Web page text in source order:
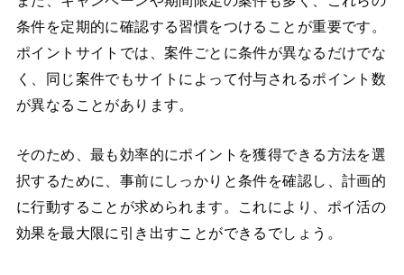
条件を定期的に確認する習慣をつけることが重要です。
ポイントサイトでは、案件ごとに条件が異なるだけでな
く、同じ案件でもサイトによって付与されるポイント数
が異なることがあります。
そのため、最も効率的にポイントを獲得できる方法を選
択するために、事前にしっかりと条件を確認し、計画的
に行動することが求められます。これにより、ポイ活の
効果を最大限に引き出すことができるでしょう。